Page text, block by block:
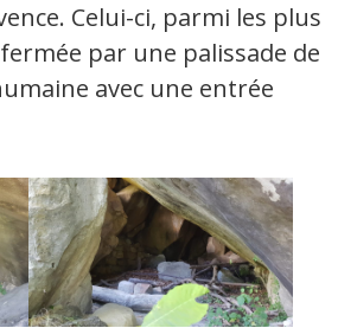
Celui-ci, parmi les plus
par une palissade de
avec une entrée